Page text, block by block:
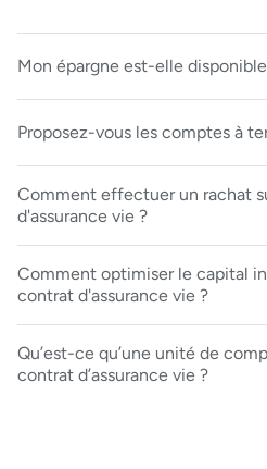
Mon épargne est-elle
Proposez-vous les comptes à
Comment effectuer un rachat
d'assurance vie ?
Comment optimiser le capital
contrat d'assurance vie ?
Qu’est-ce qu’une unité de
contrat d’assurance vie ?